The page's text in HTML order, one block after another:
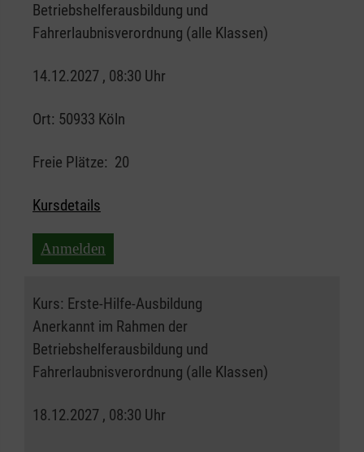
Betriebshelferausbildung und
Fahrerlaubnisverordnung (alle Klassen)
14.12.2027 , 08:30 Uhr
Ort: 50933 Köln
Freie Plätze: 20
Kursdetails
Anmelden
Kurs: Erste-Hilfe-Ausbildung
Anerkannt im Rahmen der
Betriebshelferausbildung und
Fahrerlaubnisverordnung (alle Klassen)
18.12.2027 , 08:30 Uhr